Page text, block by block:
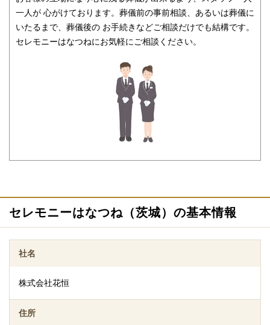
遺族様のご予算やご要望に合った葬儀プランをご提供しておりま
す。各プランには基本の葬儀内容がございますが、ご要望により
オプションなどを追加してグレードアップを行うことも可能で
葬儀に精通したスタッフが葬儀はもちろん、事前相談から葬儀に
必要な各種手続き、葬儀後の法事までしっかりサポートするので
ッフにお気軽にご相談ください。
一人が 心がけております。葬儀前の事前相談、あるいは葬儀に
いたるまで、葬儀後の お手続きなどご相談だけでも結構です。
セレモニーはなつねにお気軽にご相談ください。
セレモニーはなつね（茨城）の基本情報
社名
株式会社花恒
住所